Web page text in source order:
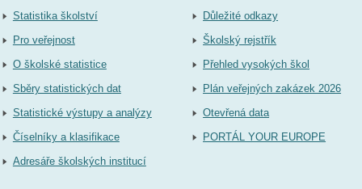
Statistika školství
Pro veřejnost
O školské statistice
Sběry statistických dat
Statistické výstupy a analýzy
Číselníky a klasifikace
Adresáře školských institucí
Důležité odkazy
Školský rejstřík
Přehled vysokých škol
Plán veřejných zakázek 2026
Otevřená data
PORTÁL YOUR EUROPE